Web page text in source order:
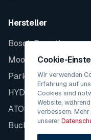
Hersteller
Bosch Rexroth
Moog
Parker
HYDAC
ATOS
Bucher
Cookie-
Wir verwenden
Erfahrung auf
Cookies sind
Website,
verbessern.
unserer